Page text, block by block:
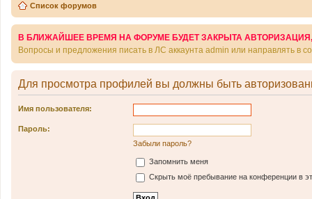
Список форумов
В БЛИЖАЙШЕЕ ВРЕМЯ НА ФОРУМЕ БУДЕТ ЗАКРЫТА
Вопросы и предложения писать в ЛС аккаунта admin или направлять в
Для просмотра профилей вы должны быть
Имя пользователя:
Пароль:
Забыли пароль?
Запомнить меня
Скрыть моё пребывание на конференции в